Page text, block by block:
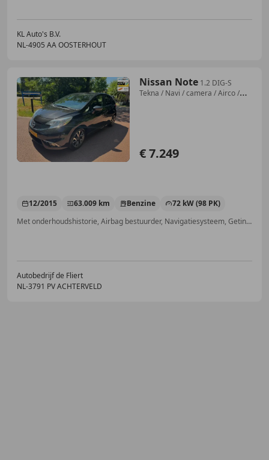
KL Auto's B.V.
NL-4905 AA OOSTERHOUT
Nissan Note 1.2 DIG-S
Tekna / Navi / camera / Airco /
€ 7.249
12/2015 63.009 km Benzine
72 kW (98 PK)
Met onderhoudshistorie, Airbag bestuurder, Navigatiesysteem, Getinte ramen, Parkeerhulp met camera, Regensensor, Cruise control, Radio
Autobedrijf de Fliert
NL-3791 PV ACHTERVELD